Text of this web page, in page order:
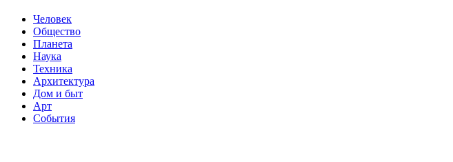
Человек
Общество
Планета
Наука
Техника
Архитектура
Дом и быт
Арт
События